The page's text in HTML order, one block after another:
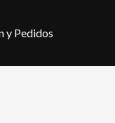
y Pedidos